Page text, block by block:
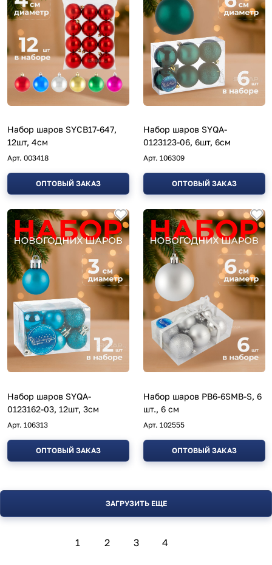
Набор шаров SYCB17-647,
12шт, 4см
Арт. 003418
ОПТОВЫЙ ЗАКАЗ
Набор шаров SYQA-
0123123-06, 6шт, 6см
Арт. 106309
ОПТОВЫЙ ЗАКАЗ
Набор шаров SYQA-
0123162-03, 12шт, 3см
Арт. 106313
ОПТОВЫЙ ЗАКАЗ
Набор шаров PB6-6SMB-S, 6
шт., 6 см
Арт. 102555
ОПТОВЫЙ ЗАКАЗ
ЗАГРУЗИТЬ ЕЩЕ
1 2 3 4